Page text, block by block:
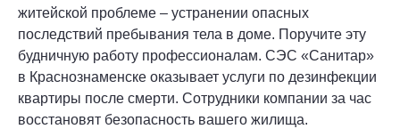
житейской проблеме – устранении опасных
последствий пребывания тела в доме. Поручите эту
будничную работу профессионалам. СЭС «Санитар»
в Краснознаменске оказывает услуги по дезинфекции
квартиры после смерти. Сотрудники компании за час
восстановят безопасность вашего жилища.